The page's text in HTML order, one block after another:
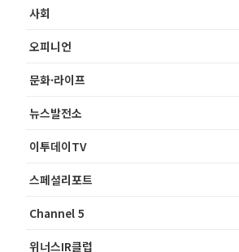
사회
오피니언
문화·라이프
뉴스발전소
이투데이TV
스페셜리포트
Channel 5
위너스IR클럽